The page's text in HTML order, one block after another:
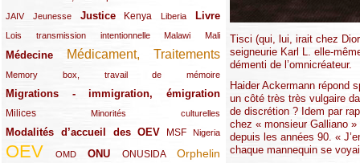
JAIV
(10/289)Jeunesse
(21/289) Justice
(65/289) Kenya
(35/289) Liberia
(25/289) Livre
(62/289)
Lois transmission intentionnelle
(24/289) Malawi
(11/289) Mali
(21/289)
Médecine
(62/289) Médicament, Traitements
(142/289)
Memory box, travail de mémoire
(11/289)
Migrations - immigration, émigration
(67/289)
Milices
(34/289) Minorités culturelles
(15/289)
Modalités d’accueil des OEV
(58/289) MSF
(54/289) Nigeria
(27/289)
OEV
(269/289) OMD
(26/289) ONU
(58/289) ONUSIDA
(44/289) Orphelin
(112/289)
Tisci (qui, lui, irait chez
seigneurie Karl L. elle-
démenti de l’omnicréateur.
Haider Ackermann répond
un côté très très vulgaire
de discrétion ? Idem par
chez « monsieur Galliano
depuis les années 90. «
chaque mannequin se